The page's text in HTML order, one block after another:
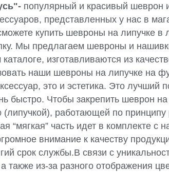
популярный и красивый шеврон
представленных у нас в
купить шевроны на липучке
Мы предлагаем шевроны и
изготавливаются из
наши шевроны на липучке на
это и эстетика. Это
быстро. Чтобы закрепить шеврон
(липучкой), работающей по
“мягкая” часть идет в
внимание к качеству
срок службы.В связи с
также из-за разного отображения